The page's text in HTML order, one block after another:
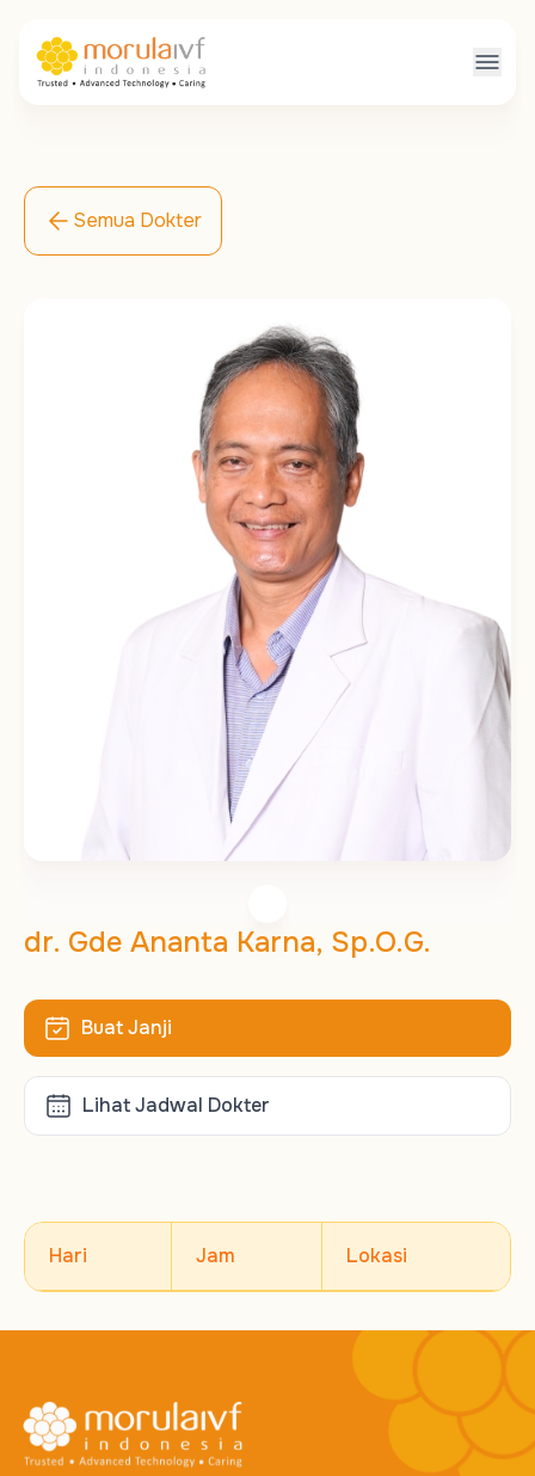
Semua Dokter
dr. Gde Ananta Karna, Sp.O.G.
Buat Janji
Lihat Jadwal Dokter
Hari Jam Lokasi